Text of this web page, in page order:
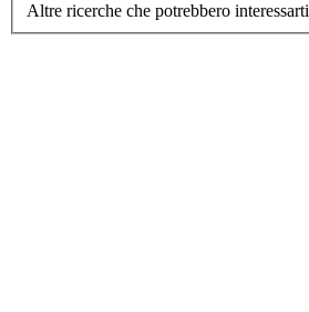
Altre ricerche che potrebbero interessarti